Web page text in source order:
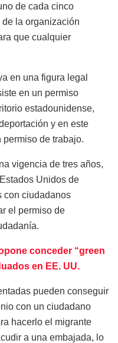
de cada cinco
la organización
que cualquier
en una figura legal
en un permiso
estadounidense,
y en este
de trabajo.
vigencia de tres años,
Unidos de
con ciudadanos
el permiso de
conceder “green
en EE. UU.
pueden conseguir
con un ciudadano
hacerlo el migrante
a una embajada, lo